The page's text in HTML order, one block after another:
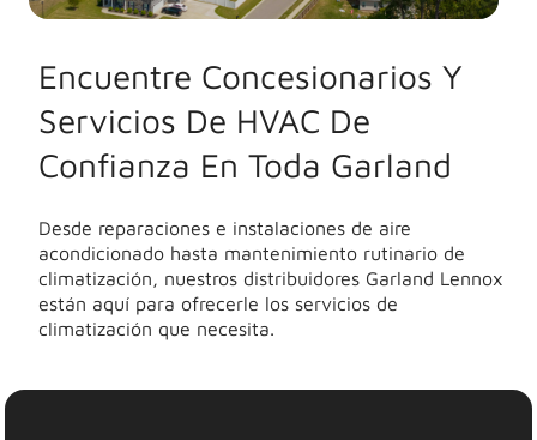
Encuentre Concesionarios Y
Servicios De HVAC De
Confianza En Toda Garland
Desde reparaciones e instalaciones de aire
acondicionado hasta mantenimiento rutinario de
climatización, nuestros distribuidores Garland Lennox
están aquí para ofrecerle los servicios de
climatización que necesita.